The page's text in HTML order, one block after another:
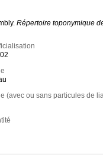
Répertoire toponymique
(avec ou sans particules de